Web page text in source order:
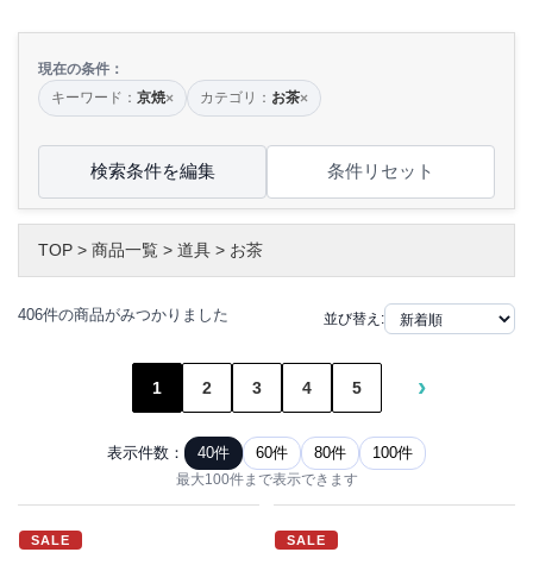
現在の条件：
キーワード： 京焼× カテゴリ： お茶×
検索条件を編集 条件リセット
TOP > 商品一覧 > 道具 > お茶
406件の商品がみつかりました 並び替え:
1 2 3 4 5 ›
表示件数： 40件 60件 80件 100件
最大100件まで表示できます
SALE SALE